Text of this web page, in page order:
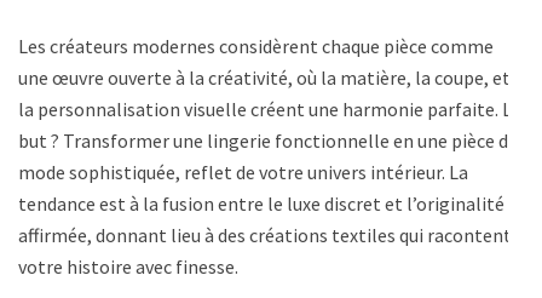
Les créateurs modernes considèrent chaque pièce comme
une œuvre ouverte à la créativité, où la matière, la coupe, et
la personnalisation visuelle créent une harmonie parfaite. Le
but ? Transformer une lingerie fonctionnelle en une pièce de
mode sophistiquée, reflet de votre univers intérieur. La
tendance est à la fusion entre le luxe discret et l’originalité
affirmée, donnant lieu à des créations textiles qui racontent
votre histoire avec finesse.